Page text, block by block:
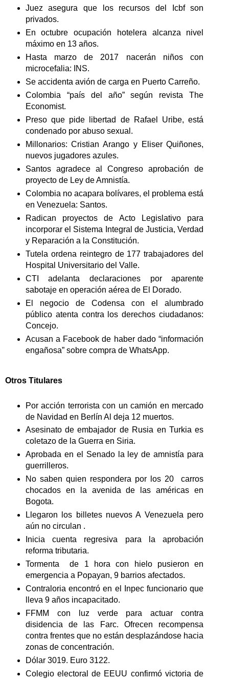
Juez asegura que los recursos del Icbf son
privados.
En octubre ocupación hotelera alcanza nivel
máximo en 13 años.
Hasta marzo de 2017 nacerán niños con
microcefalia: INS.
Se accidenta avión de carga en Puerto Carreño.
Colombia “país del año” según revista The
Economist.
Preso que pide libertad de Rafael Uribe, está
condenado por abuso sexual.
Millonarios: Cristian Arango y Eliser Quiñones,
nuevos jugadores azules.
Santos agradece al Congreso aprobación de
proyecto de Ley de Amnistía.
Colombia no acapara bolívares, el problema está
en Venezuela: Santos.
Radican proyectos de Acto Legislativo para
incorporar el Sistema Integral de Justicia, Verdad
y Reparación a la Constitución.
Tutela ordena reintegro de 177 trabajadores del
Hospital Universitario del Valle.
CTI adelanta declaraciones por aparente
sabotaje en operación aérea de El Dorado.
El negocio de Codensa con el alumbrado
público atenta contra los derechos ciudadanos:
Concejo.
Acusan a Facebook de haber dado “información
engañosa” sobre compra de WhatsApp.
Otros Titulares
Por acción terrorista con un camión en mercado
de Navidad en Berlín Al deja 12 muertos.
Asesinato de embajador de Rusia en Turkia es
coletazo de la Guerra en Siria.
Aprobada en el Senado la ley de amnistía para
guerrilleros.
No saben quien respondera por los 20 carros
chocados en la avenida de las américas en
Bogota.
Llegaron los billetes nuevos A Venezuela pero
aún no circulan .
Inicia cuenta regresiva para la aprobación
reforma tributaria.
Tormenta de 1 hora con hielo pusieron en
emergencia a Popayan, 9 barrios afectados.
Contraloria encontró en el Inpec funcionario que
lleva 9 años incapacitado.
FFMM con luz verde para actuar contra
disidencia de las Farc. Ofrecen recompensa
contra frentes que no están desplazándose hacia
zonas de concentración.
Dólar 3019. Euro 3122.
Colegio electoral de EEUU confirmó victoria de